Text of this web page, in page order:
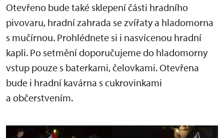
Otevřeno bude také sklepení části hradního
pivovaru, hradní zahrada se zvířaty a hladomorna
s mučírnou. Prohlédnete si i nasvícenou hradní
kapli. Po setmění doporučujeme do hladomorny
vstup pouze s baterkami, čelovkami. Otevřena
bude i hradní kavárna s cukrovinkami
a občerstvením.